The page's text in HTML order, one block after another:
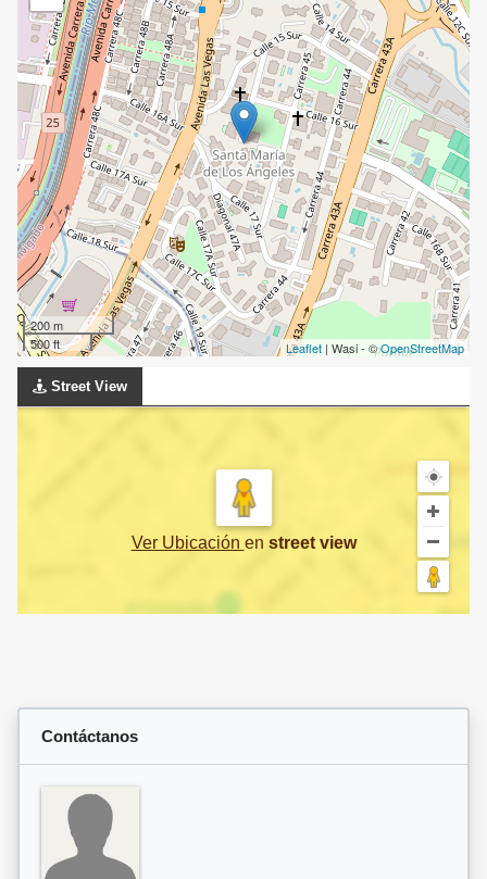
200 m
500 ft
Leaflet | Wasi - ©OpenStreetMap
Street View
Ver Ubicación en street view
Contáctanos